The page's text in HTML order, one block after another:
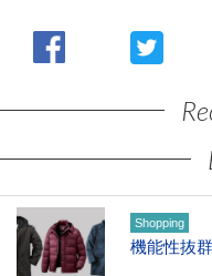
Shopping
機能性抜